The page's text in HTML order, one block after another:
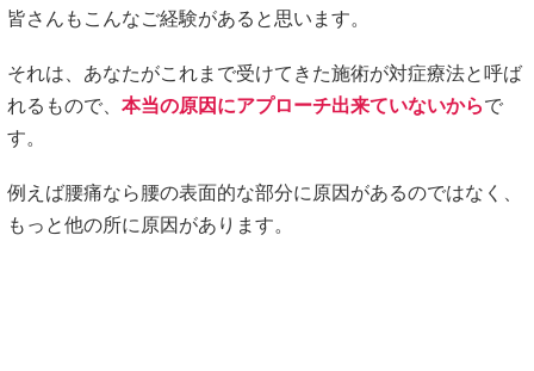
皆さんもこんなご経験があると思います。
それは、あなたがこれまで受けてきた施術が対症療法と呼ば
れるもので、 本当の原因にアプローチ出来ていないからで
す。
例えば腰痛なら腰の表面的な部分に原因があるのではなく、
もっと他の所に原因があります。